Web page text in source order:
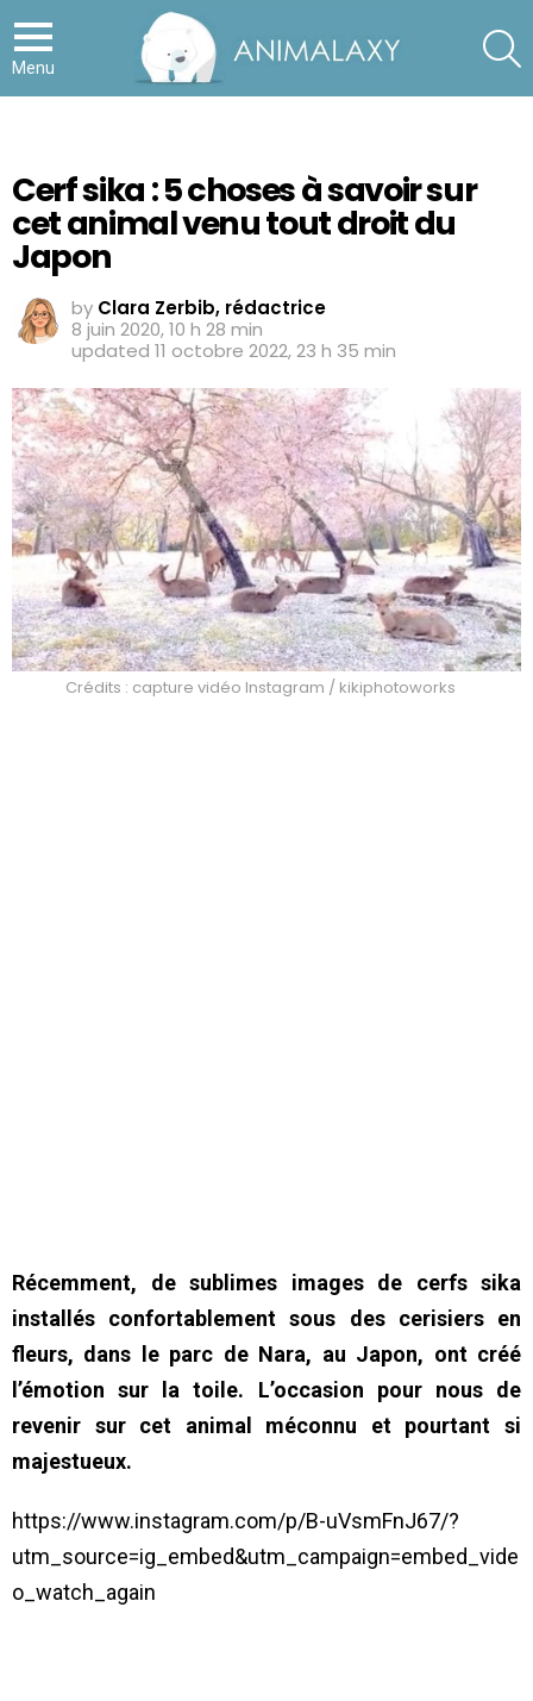
Menu
Cerf sika : 5 choses à savoir sur
cet animal venu tout droit du
Japon
by Clara Zerbib, rédactrice
8 juin 2020, 10 h 28 min
updated 11 octobre 2022, 23 h 35 min
Crédits : capture vidéo Instagram / kikiphotoworks
Récemment, de sublimes images de cerfs sika
installés confortablement sous des cerisiers en
fleurs, dans le parc de Nara, au Japon, ont créé
l’émotion sur la toile. L’occasion pour nous de
revenir sur cet animal méconnu et pourtant si
majestueux.
https://www.instagram.com/p/B-uVsmFnJ67/?
utm_source=ig_embed&utm_campaign=embed_vide
o_watch_again